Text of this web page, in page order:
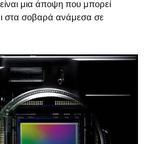
μια άποψη που μπορεί
στα σοβαρά ανάμεσα σε